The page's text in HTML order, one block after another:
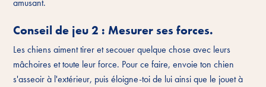
amusant.
Conseil de jeu 2 : Mesurer ses forces.
Les chiens aiment tirer et secouer quelque chose avec leurs
mâchoires et toute leur force. Pour ce faire, envoie ton chien
s'asseoir à l'extérieur, puis éloigne-toi de lui ainsi que le jouet à